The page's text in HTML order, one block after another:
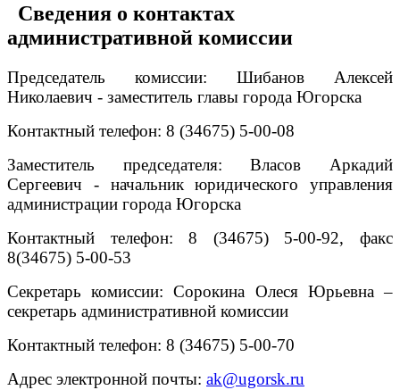
Сведения о контактах
административной комиссии
Председатель комиссии: Шибанов Алексей
Николаевич - заместитель главы города Югорска
Контактный телефон: 8 (34675) 5-00-08
Заместитель председателя: Власов Аркадий
Сергеевич - начальник юридического управления
администрации города Югорска
Контактный телефон: 8 (34675) 5-00-92, факс
8(34675) 5-00-53
Секретарь комиссии: Сорокина Олеся Юрьевна –
секретарь административной комиссии
Контактный телефон: 8 (34675) 5-00-70
Адрес электронной почты: ak@ugorsk.ru